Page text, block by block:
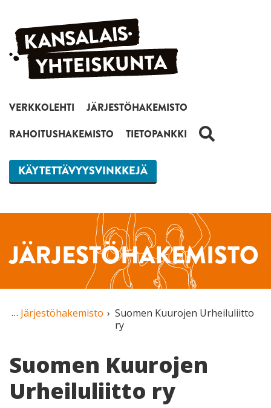
Siirry sisältöön
VERKKOLEHTI
JÄRJESTÖHAKEMISTO
RAHOITUSHAKEMISTO
TIETOPANKKI HAKU
KÄYTETTÄVYYSVINKKEJÄ
JÄRJESTÖHAKEMISTO
Järjestöhakemisto
Suomen Kuurojen Urheiluliitto
ry
Suomen Kuurojen
Urheiluliitto ry